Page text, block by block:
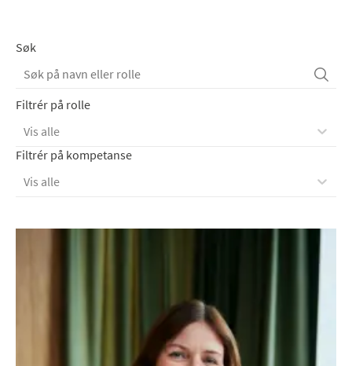
Søk
Filtrér på rolle
Vis alle
Filtrér på kompetanse
Vis alle